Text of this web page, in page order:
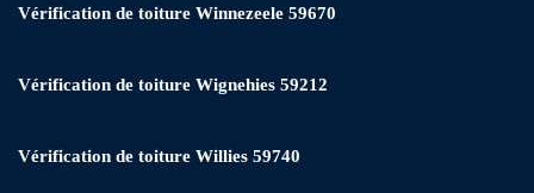
Vérification de toiture Winnezeele 59670
Vérification de toiture Wignehies 59212
Vérification de toiture Willies 59740